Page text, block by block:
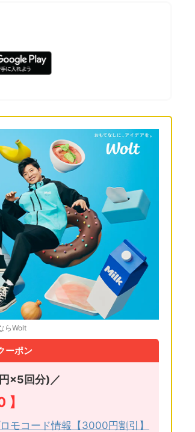
らWolt
ーポン
×5回分)／
】
モコード情報【3000円割引】